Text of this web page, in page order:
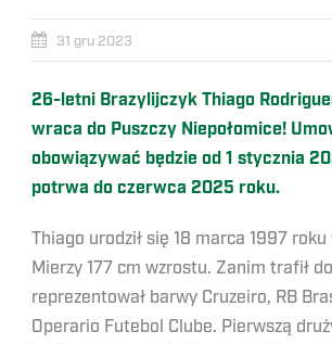
31 gru 2023
26-letni Brazylijczyk Thiago
wraca do Puszczy Niepołomice!
obowiązywać będzie od 1 stycznia
potrwa do czerwca 2025 roku.
Thiago urodził się 18 marca 1997 roku
Mierzy 177 cm wzrostu. Zanim trafił
reprezentował barwy Cruzeiro, RB
Operario Futebol Clube. Pierwszą